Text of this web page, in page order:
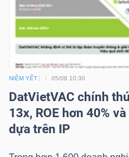
NIÊM YẾT 05/08 10:30
DatVietVAC chính
13x, ROE hơn 40%
dựa trên IP
CÔNG
NGHIỆP
TIÊU
DÙNG
KHÔNG